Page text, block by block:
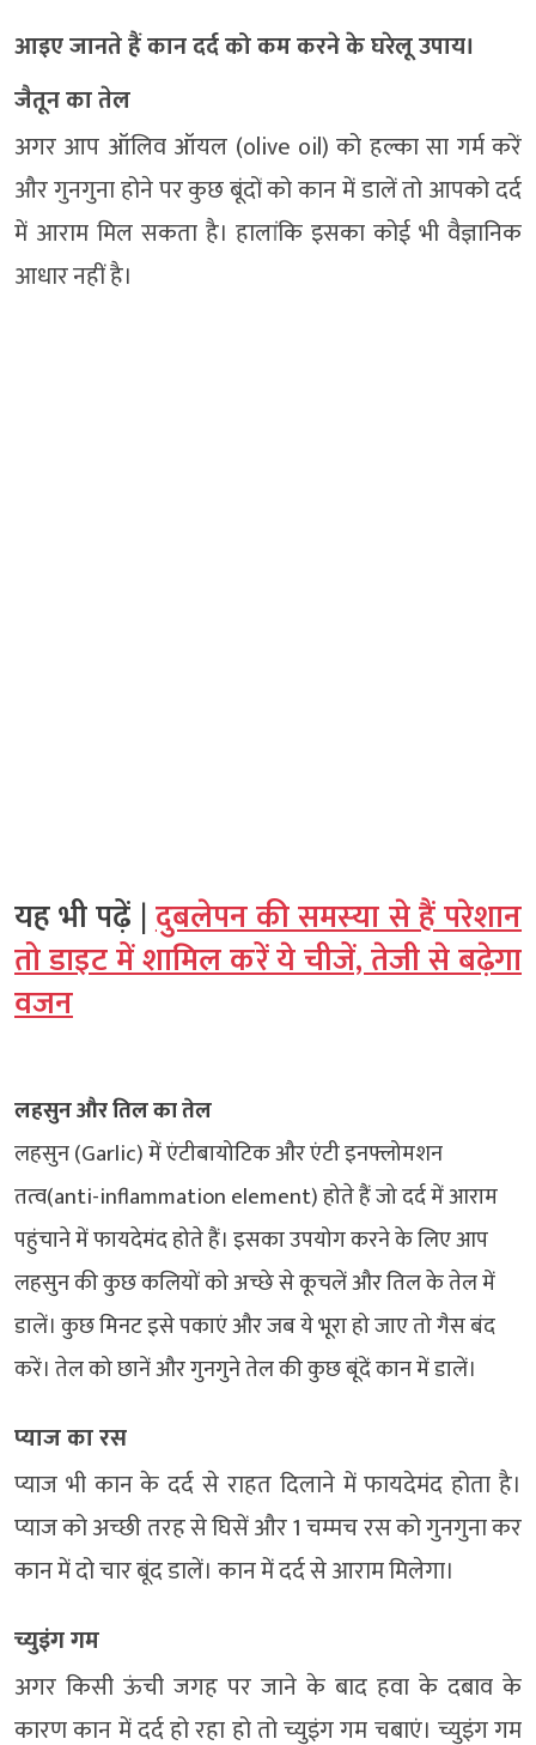
आइए जानते हैं कान दर्द को कम करने के घरेलू उपाय।
जैतून का तेल
अगर आप ऑलिव ऑयल (olive oil) को हल्का सा गर्म करें
और गुनगुना होने पर कुछ बूंदों को कान में डालें तो आपको दर्द
में आराम मिल सकता है। हालांकि इसका कोई भी वैज्ञानिक
आधार नहीं है।
यह भी पढ़ें |दुबलेपन की समस्‍या से हैं परेशान
तो डाइट में शामिल करें ये चीजें, तेजी से बढ़ेगा
वजन
लहसुन और तिल का तेल
लहसुन (Garlic) में एंटीबायोटिक और एंटी इनफ्लोमशन
तत्‍व(anti-inflammation element) होते हैं जो दर्द में आराम
पहुंचाने में फायदेमंद होते हैं। इसका उपयोग करने के लिए आप
लहसुन की कुछ कलियों को अच्छे से कूचलें और तिल के तेल में
डालें। कुछ मिनट इसे पकाएं और जब ये भूरा हो जाए तो गैस बंद
करें। तेल को छानें और गुनगुने तेल की कुछ बूंदें कान में डालें।
प्याज का रस
प्याज भी कान के दर्द से राहत दिलाने में फायदेमंद होता है।
प्याज को अच्छी तरह से घिसें और 1 चम्मच रस को गुनगुना कर
कान में दो चार बूंद डालें। कान में दर्द से आराम मिलेगा।
च्युइंग गम
अगर किसी ऊंची जगह पर जाने के बाद हवा के दबाव के
कारण कान में दर्द हो रहा हो तो च्युइंग गम चबाएं। च्युइंग गम